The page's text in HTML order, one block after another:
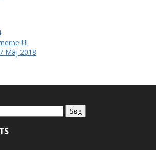
!!!!
Maj 2018